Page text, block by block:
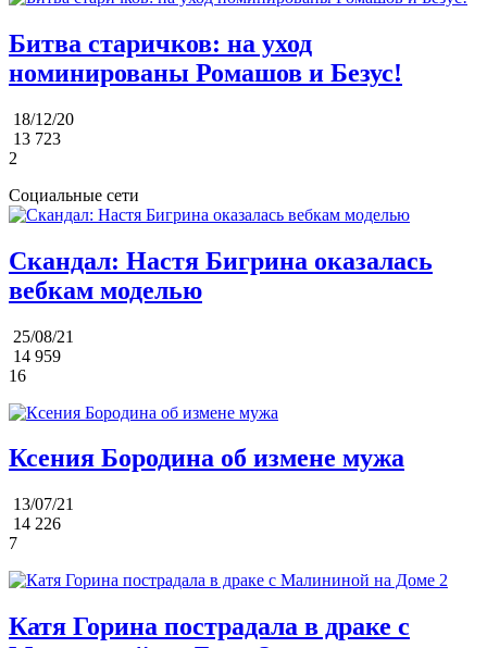
Битва старичков: на уход
номинированы Ромашов и Безус!
18/12/20
13 723
2
Социальные сети
Скандал: Настя Бигрина оказалась
вебкам моделью
25/08/21
14 959
16
Ксения Бородина об измене мужа
13/07/21
14 226
7
Катя Горина пострадала в драке с